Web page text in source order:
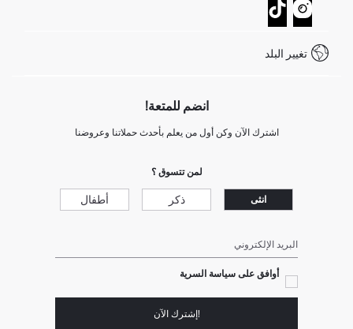
كيف يمكنك التسوق في ديفاكتو ؟
كيف تدفع في ديفاكتو؟
شروط المنافسة
خدمة العملاء
Call Center 19782
تغيير البلد
انضم للمتعة!
اشترك الآن وكن أول من يعلم بأحدث حملاتنا وعروضنا
لمن تتسوق ؟
انثى ذكر أطفال
البريد الإلكتروني
أوافق على سياسة السرية
!إشترك الآن